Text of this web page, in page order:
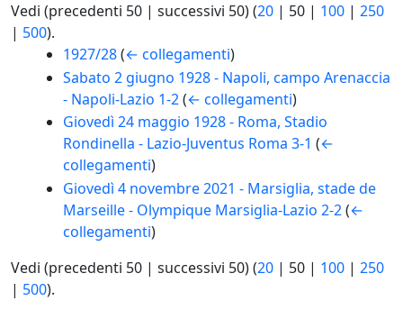
Vedi (precedenti 50 | successivi 50) (20 | 50 | 100 | 250
| 500).
1927/28 (← collegamenti)
Sabato 2 giugno 1928 - Napoli, campo Arenaccia
- Napoli-Lazio 1-2 (← collegamenti)
Giovedì 24 maggio 1928 - Roma, Stadio
Rondinella - Lazio-Juventus Roma 3-1 (←
collegamenti)
Giovedì 4 novembre 2021 - Marsiglia, stade de
Marseille - Olympique Marsiglia-Lazio 2-2 (←
collegamenti)
Vedi (precedenti 50 | successivi 50) (20 | 50 | 100 | 250
| 500).